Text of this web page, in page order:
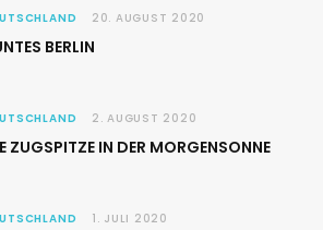
20. AUGUST 2020
BERLIN
2. AUGUST 2020
ZUGSPITZE IN DER MORGENSONNE
1. JULI 2020